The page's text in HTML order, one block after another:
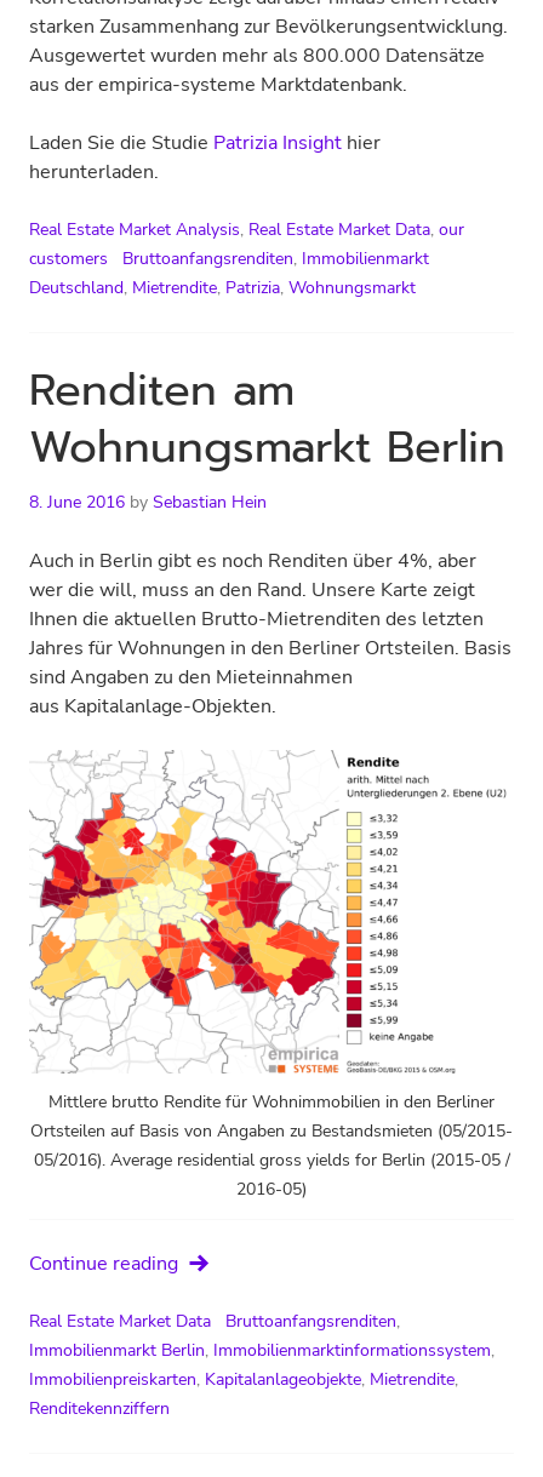
starken Zusammenhang zur Bevölkerungsentwicklung.
Ausgewertet wurden mehr als 800.000 Datensätze
aus der empirica-systeme Marktdatenbank.
Laden Sie die Studie Patrizia Insight hier
herunterladen.
Real Estate Market Analysis, Real Estate Market Data, our
customers
Bruttoanfangsrenditen, Immobilienmarkt
Deutschland, Mietrendite, Patrizia, Wohnungsmarkt
Renditen am
Wohnungsmarkt Berlin
8. June 2016 by Sebastian Hein
Auch in Berlin gibt es noch Renditen über 4%, aber
wer die will, muss an den Rand. Unsere Karte zeigt
Ihnen die aktuellen Brutto-Mietrenditen des letzten
Jahres für Wohnungen in den Berliner Ortsteilen. Basis
sind Angaben zu den Mieteinnahmen
aus Kapitalanlage-Objekten.
Mittlere brutto Rendite für Wohnimmobilien in den Berliner
Ortsteilen auf Basis von Angaben zu Bestandsmieten (05/2015-
05/2016). Average residential gross yields for Berlin (2015-05 /
2016-05)
Continue readingRenditen
Wohnungsmarkt
Berlin
Real Estate Market Data Bruttoanfangsrenditen,
Immobilienmarkt Berlin, Immobilienmarktinformationssystem,
Immobilienpreiskarten, Kapitalanlageobjekte, Mietrendite,
Renditekennziffern